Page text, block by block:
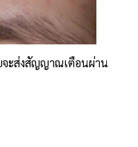
จะส่งสัญญาณเตือนผ่าน